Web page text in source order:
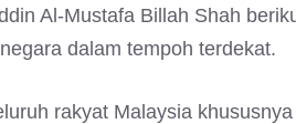
Al-Mustafa Billah Shah
dalam tempoh terdekat.
rakyat Malaysia